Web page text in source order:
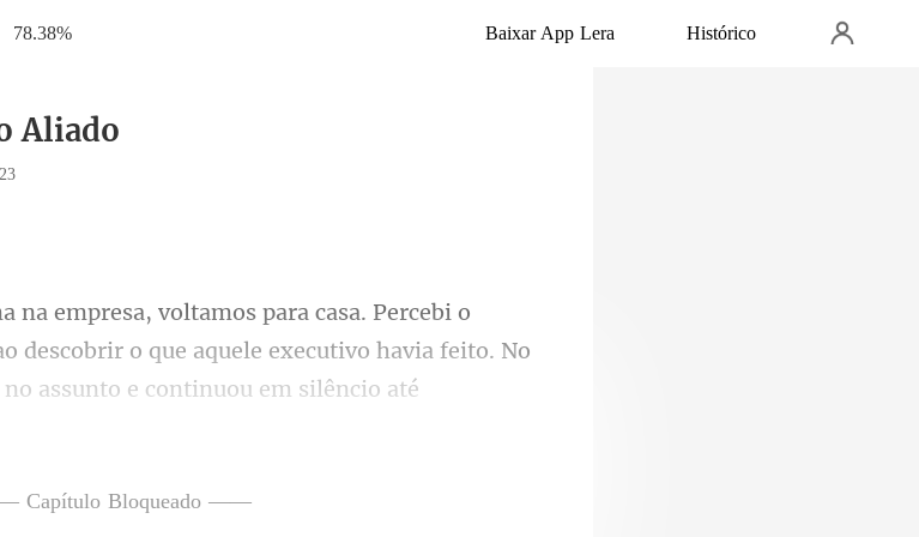
78.38% Baixar App Lera Histórico
Aliado
descobrir o que aquele executivo havia feito. No
Capítulo Bloqueado ——